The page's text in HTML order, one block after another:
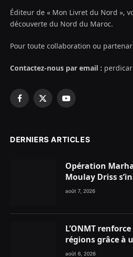
Éditeur de « Mon Livret du Nord »,
découverte du Nord du Maroc.
Pour toute collaboration ou
Contactez-nous par email :
Facebook
X
YouTube
DERNIERS ARTICLES
Opération
Moulay Driss
dynamique
août 7, 2026
L’ONMT
régions grâce à
aérienne
août 6, 2026